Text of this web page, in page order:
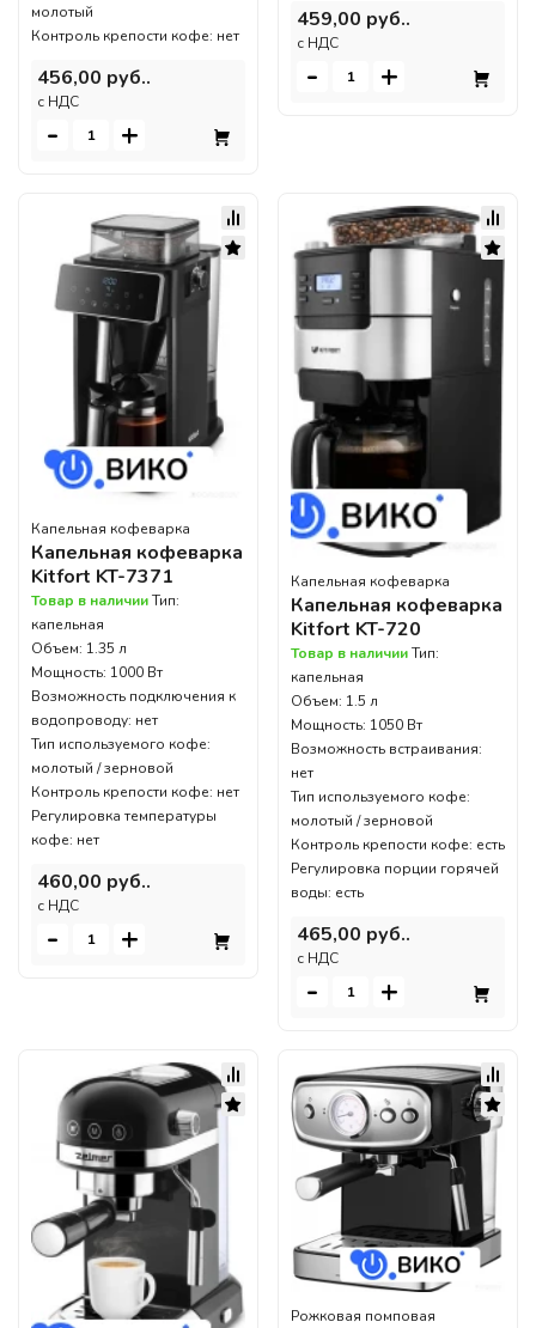
молотый
Контроль крепости кофе: нет
456,00 руб..
c НДС
- +
459,00 руб..
c НДС
- +
Капельная кофеварка
Капельная кофеварка
Kitfort KT-7371
Товар в наличииТип:
капельная
Объем: 1.35 л
Мощность: 1000 Вт
Возможность подключения к
водопроводу: нет
Тип используемого кофе:
молотый / зерновой
Контроль крепости кофе: нет
Регулировка температуры
кофе: нет
460,00 руб..
c НДС
- +
Капельная кофеварка
Капельная кофеварка
Kitfort KT-720
Товар в наличииТип:
капельная
Объем: 1.5 л
Мощность: 1050 Вт
Возможность встраивания:
нет
Тип используемого кофе:
молотый / зерновой
Контроль крепости кофе: есть
Регулировка порции горячей
воды: есть
465,00 руб..
c НДС
- +
Рожковая помповая